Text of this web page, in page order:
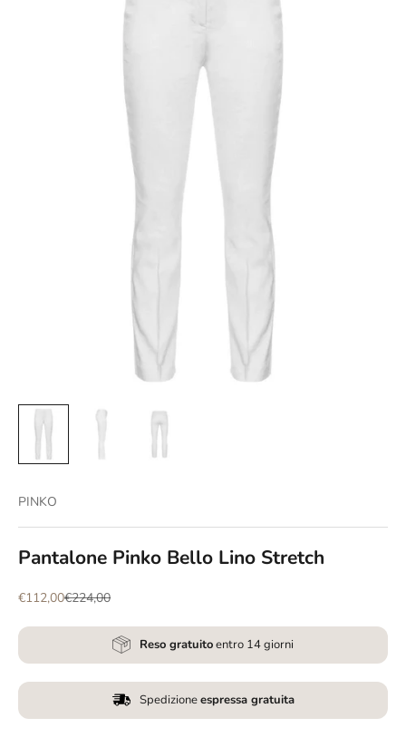
PINKO
Pantalone Pinko Bello Lino Stretch
Prezzo scontato
€112,00Prezzo
€224,00
Reso gratuitoentro 14 giorni
Spedizioneespressa gratuita